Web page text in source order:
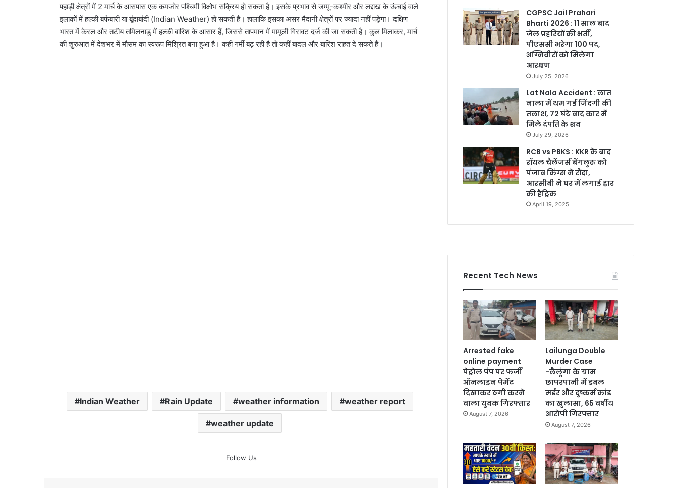
पहाड़ी क्षेत्रों में 2 मार्च के आसपास एक कमजोर पश्चिमी विक्षोभ सक्रिय हो सकता है। इसके प्रभाव से जम्मू-कश्मीर और लद्दाख के ऊंचाई वाले
इलाकों में हल्की बर्फबारी या बूंदाबांदी (Indian Weather) हो सकती है। हालांकि इसका असर मैदानी क्षेत्रों पर ज्यादा नहीं पड़ेगा। दक्षिण
भारत में केरल और तटीय तमिलनाडु में हल्की बारिश के आसार हैं, जिससे तापमान में मामूली गिरावट दर्ज की जा सकती है। कुल मिलाकर, मार्च
की शुरुआत में देशभर में मौसम का स्वरूप मिश्रित बना हुआ है। कहीं गर्मी बढ़ रही है तो कहीं बादल और बारिश राहत दे सकते हैं।
Indian Weather Rain Update weather information weather report
weather update
Follow Us
CGPSC Jail Prahari
Bharti 2026 : 11 साल बाद
जेल प्रहरियों की भर्ती,
पीएससी भरेगा 100 पद,
अग्निवीरों को मिलेगा
आरक्षण
July 25, 2026
Lat Nala Accident : लात
नाला में थम गई जिंदगी की
तलाश, 72 घंटे बाद कार में
मिले दंपति के शव
July 29, 2026
RCB vs PBKS : KKR के बाद
रॉयल चैलेंजर्स बेंगलुरु को
पंजाब किंग्स ने रौंदा,
आरसीबी ने घर में लगाई हार
की हैट्रिक
April 19, 2025
Recent Tech News
Arrested fake
online payment
पेट्रोल पंप पर फर्जी
ऑनलाइन पेमेंट
दिखाकर ठगी करने
वाला युवक गिरफ्तार
August 7, 2026
Lailunga Double
Murder Case
-लैलूंगा के ग्राम
छापरपानी में डबल
मर्डर और दुष्कर्म कांड
का खुलासा, 65 वर्षीय
आरोपी गिरफ्तार
August 7, 2026